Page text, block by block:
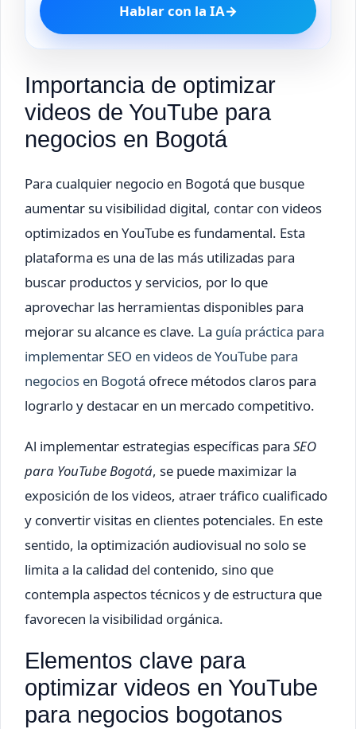
Hablar con la IA→
Importancia de optimizar
videos de YouTube para
negocios en Bogotá
Para cualquier negocio en Bogotá que busque
aumentar su visibilidad digital, contar con videos
optimizados en YouTube es fundamental. Esta
plataforma es una de las más utilizadas para
buscar productos y servicios, por lo que
aprovechar las herramientas disponibles para
mejorar su alcance es clave. La guía práctica para
implementar SEO en videos de YouTube para
negocios en Bogotá ofrece métodos claros para
lograrlo y destacar en un mercado competitivo.
Al implementar estrategias específicas para SEO
para YouTube Bogotá, se puede maximizar la
exposición de los videos, atraer tráfico cualificado
y convertir visitas en clientes potenciales. En este
sentido, la optimización audiovisual no solo se
limita a la calidad del contenido, sino que
contempla aspectos técnicos y de estructura que
favorecen la visibilidad orgánica.
Elementos clave para
optimizar videos en YouTube
para negocios bogotanos